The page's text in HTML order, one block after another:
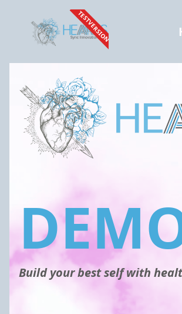
TESTVERSION
Build your best self with